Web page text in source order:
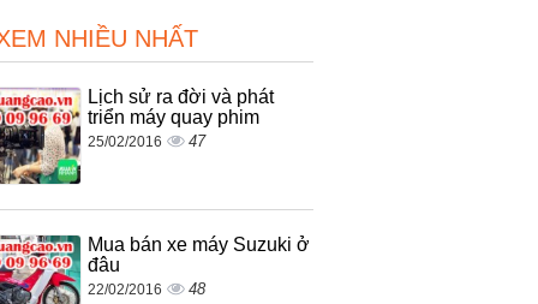
NHIỀU NHẤT
Lịch sử ra đời và phát
triển máy quay phim
25/02/2016 47
Mua bán xe máy Suzuki ở
đâu
22/02/2016 48